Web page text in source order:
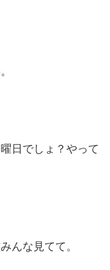
日でしょ？やって
んな見てて。